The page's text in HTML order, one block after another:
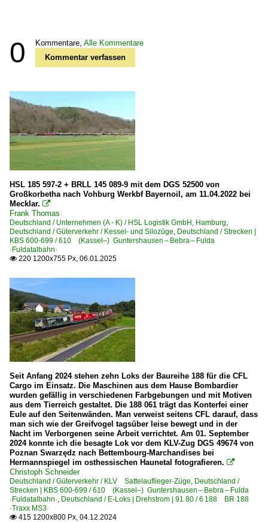
0 Kommentare, Alle Kommentare
Kommentar verfassen
HSL 185 597-2 + BRLL 145 089-9 mit dem DGS 52500 von
Großkorbetha nach Vohburg Werkbf Bayernoil, am 11.04.2022 bei
Mecklar. 
Frank Thomas
Deutschland / Unternehmen (A - K) / HSL Logistik GmbH, Hamburg,
Deutschland / Güterverkehr / Kessel- und Silozüge, Deutschland / Strecken |
KBS 600-699 / 610 (Kassel–) Guntershausen – Bebra – Fulda
·Fuldatalbahn·
 220 1200x755 Px, 06.01.2025
Seit Anfang 2024 stehen zehn Loks der Baureihe 188 für die CFL
Cargo im Einsatz. Die Maschinen aus dem Hause Bombardier
wurden gefällig in verschiedenen Farbgebungen und mit Motiven
aus dem Tierreich gestaltet. Die 188 061 trägt das Konterfei einer
Eule auf den Seitenwänden. Man verweist seitens CFL darauf, dass
man sich wie der Greifvogel tagsüber leise bewegt und in der
Nacht im Verborgenen seine Arbeit verrichtet. Am 01. September
2024 konnte ich die besagte Lok vor dem KLV-Zug DGS 49674 von
Poznan Swarzędz nach Bettembourg-Marchandises bei
Hermannspiegel im osthessischen Haunetal fotografieren. 
Christoph Schneider
Deutschland / Güterverkehr / KLV Sattelauflieger-Züge, Deutschland /
Strecken | KBS 600-699 / 610 (Kassel–) Guntershausen – Bebra – Fulda
·Fuldatalbahn·, Deutschland / E-Loks | Drehstrom | 91 80 / 6 188 BR 188
·Traxx MS3·
 415 1200x800 Px, 04.12.2024